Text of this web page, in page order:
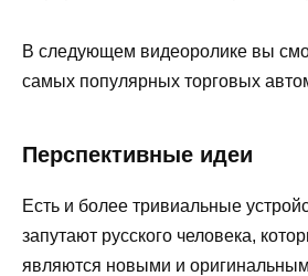
В следующем видеоролике вы
самых популярных торговых
Перспективные идеи
Есть и более тривиальные
запутают русского человека,
являются новыми и